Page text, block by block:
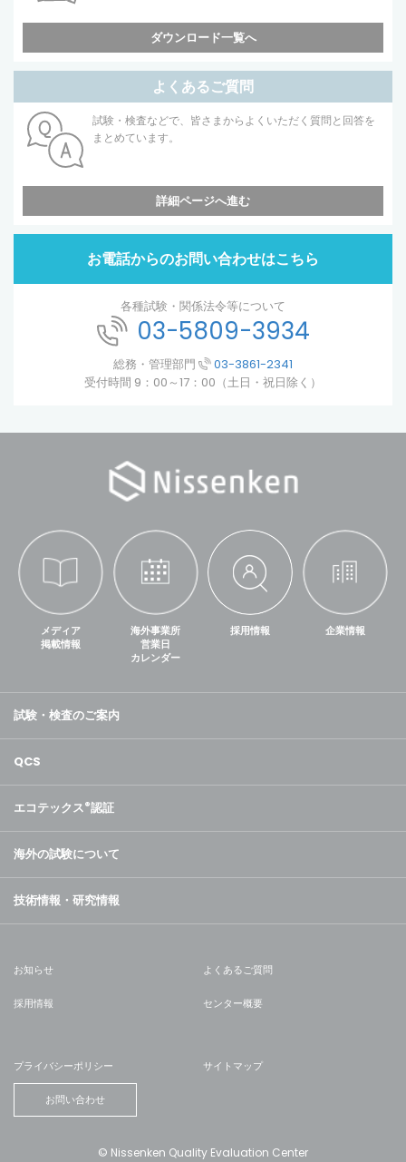
ダウンロード一覧へ
よくあるご質問
試験・検査などで、皆さまからよくいただく質問と回答を
まとめています。
詳細ページへ進む
お電話からのお問い合わせはこちら
各種試験・関係法令等について
03-5809-3934
総務・管理部門
03-3861-2341
受付時間 9：00～17：00（土日・祝日除く）
メディア
掲載情報
海外事業所
営業日
カレンダー
採用情報 企業情報
試験・検査のご案内
QCS
エコテックス®認証
海外の試験について
技術情報・研究情報
お知らせ よくあるご質問
採用情報 センター概要
プライバシーポリシー サイトマップ
お問い合わせ
© Nissenken Quality Evaluation Center